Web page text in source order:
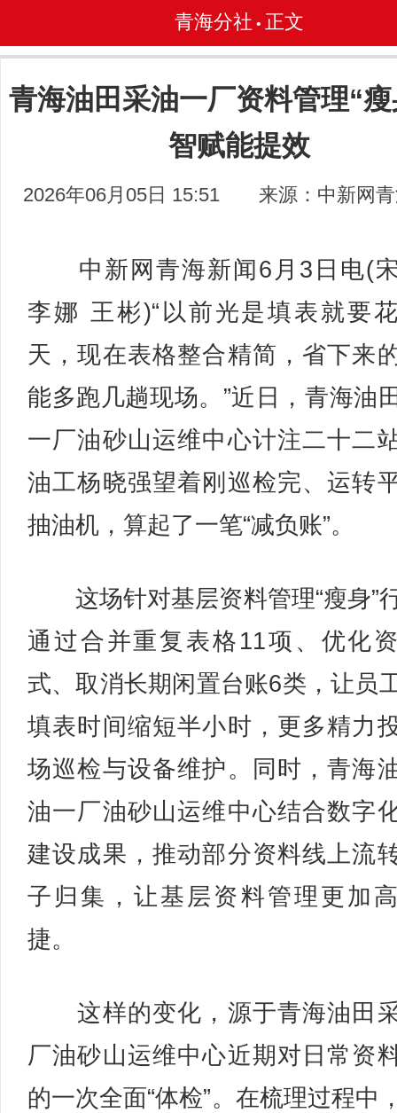
青海分社 • 正文
青海油田采油一厂资料管理“
智赋能提效
2026年06月05日 15:51 来源：中新网
中新网青海新闻6月3日电(
李娜 王彬)“以前光是填表就要
天，现在表格整合精简，省下来
能多跑几趟现场。”近日，青海油
一厂油砂山运维中心计注二十二
油工杨晓强望着刚巡检完、运转
抽油机，算起了一笔“减负账”。
这场针对基层资料管理“瘦身”
通过合并重复表格11项、优化
式、取消长期闲置台账6类，让员
填表时间缩短半小时，更多精力
场巡检与设备维护。同时，青海
油一厂油砂山运维中心结合数字
建设成果，推动部分资料线上流
子归集，让基层资料管理更加
捷。
这样的变化，源于青海油田
厂油砂山运维中心近期对日常资
的一次全面“体检”。在梳理过程中